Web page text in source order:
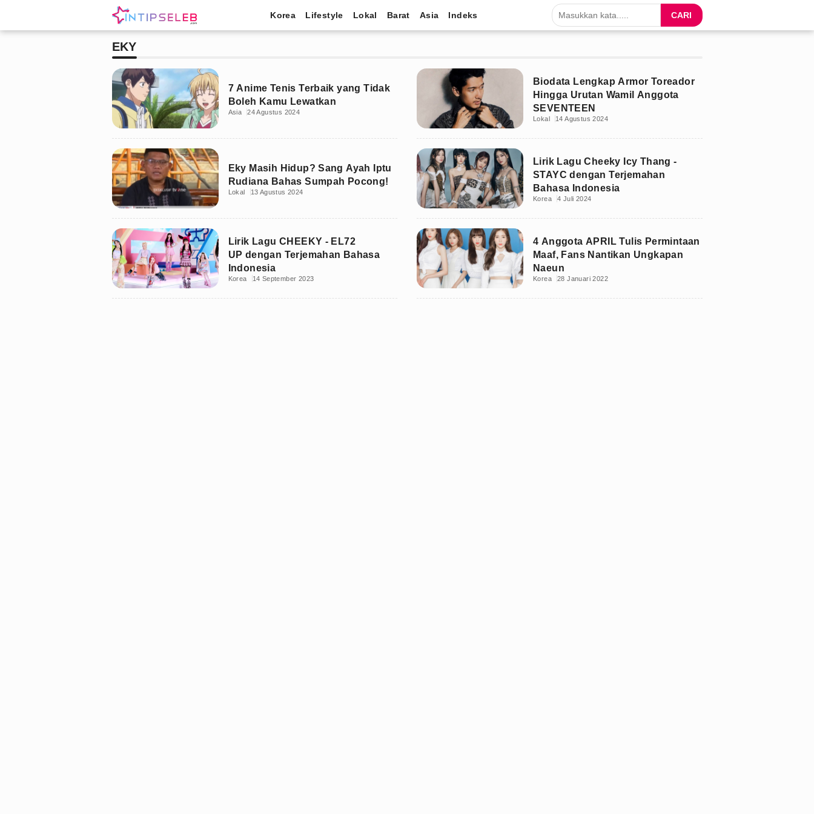
Korea Lifestyle Lokal Barat Asia Indeks CARI
EKY
7 Anime Tenis Terbaik yang Tidak
Boleh Kamu Lewatkan
Asia 24 Agustus 2024
Biodata Lengkap Armor Toreador
Hingga Urutan Wamil Anggota
SEVENTEEN
Lokal 14 Agustus 2024
Eky Masih Hidup? Sang Ayah Iptu
Rudiana Bahas Sumpah Pocong!
Lokal 13 Agustus 2024
Lirik Lagu Cheeky Icy Thang -
STAYC dengan Terjemahan
Bahasa Indonesia
Korea 4 Juli 2024
Lirik Lagu CHEEKY - EL72
UP dengan Terjemahan Bahasa
Indonesia
Korea 14 September 2023
4 Anggota APRIL Tulis Permintaan
Maaf, Fans Nantikan Ungkapan
Naeun
Korea 28 Januari 2022